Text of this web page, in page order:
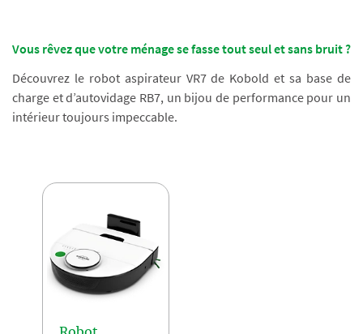
Vous rêvez que votre ménage se fasse tout seul et sans bruit ?
Découvrez le robot aspirateur VR7 de Kobold et sa base de
charge et d’autovidage RB7, un bijou de performance pour un
intérieur toujours impeccable.